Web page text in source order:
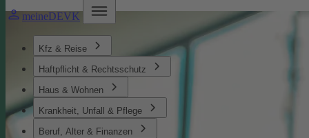
meineDEVK
Kfz & Reise
Haftpflicht & Rechtsschutz
Haus & Wohnen
Krankheit, Unfall & Pflege
Beruf, Alter & Finanzen